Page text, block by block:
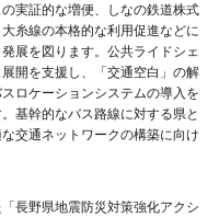
実証的な増便、しなの鉄道株式
糸線の本格的な利用促進などに
展を図ります。公共ライドシェ
開を支援し、「交通空白」の解
ロケーションシステムの導入を
基幹的なバス路線に対する県と
交通ネットワークの構築に向け
長野県地震防災対策強化アクシ